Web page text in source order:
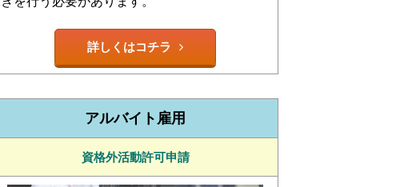
詳しくはコチラ
アルバイト雇用
資格外活動許可申請